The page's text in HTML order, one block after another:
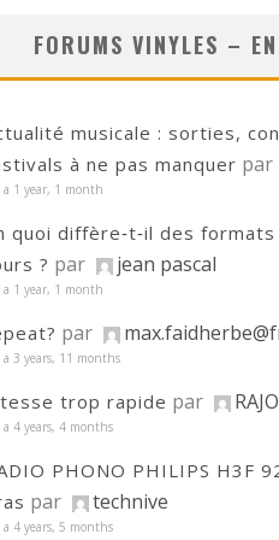
FORUMS VINYLES –
musicale : sorties,
à ne pas manquer par
a 1 year, 1 month
quoi diffère‑t‑il des
? par jean pascal
a 1 year, 1 month
par
a 3 years, 11 months
trop rapide par
a 4 years, 4 months
PHONO PHILIPS H3F
par technive
a 4 years, 5 months